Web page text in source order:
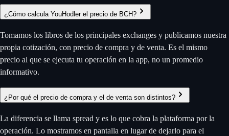
¿Cómo calcula YouHodler el precio de BCH?
Tomamos los libros de los principales exchanges y publicamos nuestra
propia cotización, con precio de compra y de venta. Es el mismo
precio al que se ejecuta tu operación en la app, no un promedio
informativo.
¿Por qué el precio de compra y el de venta son distintos?
La diferencia se llama spread y es lo que cobra la plataforma por la
operación. Lo mostramos en pantalla en lugar de dejarlo para el